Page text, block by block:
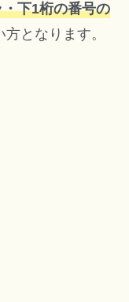
下1桁の番号の
方となります。